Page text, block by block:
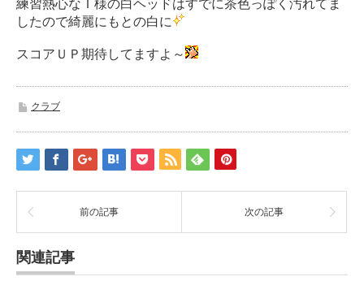
練習熱心なＩ様の白ヘッドはすでに茶色っぽく汚れてま
したので綺麗にもとの白に
スコアＵＰ期待してますよ～
クラブ
前の記事 次の記事
関連記事